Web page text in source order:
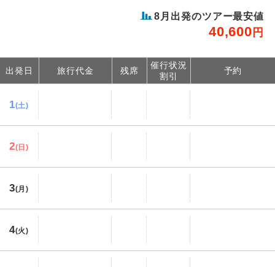
8 月出発のツアー最安値
40,600 円
出発日 旅行代金 残席
催行状況
割引
予約
1(土)
2(日)
3(月)
4(火)